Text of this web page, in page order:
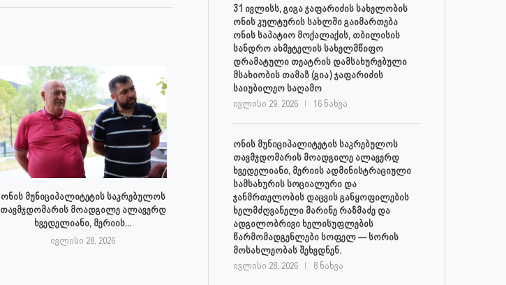
ონის მუნიციპალიტეტის საკრებულოს
თავმჯდომარის მოადგილე ალავერდ
ხვედელიანი, მერიის...
ივლისი 28, 2026
30 ივლისს, ქალაქი ონში,
დაავადებათა კონტროლისა და
საზოგადოებრივი...
ივლისი 27, 2026
ონის მუნიციპალიტეტის მერმა
ლობჟანიძემ სამუშაო
31 ივლისს, გიგა ჯაფარიძის სახელობის
ონის კულტურის სახლში გაიმართება
ონის საპატიო მოქალაქის, თბილისის
სანდრო ახმეტელის სახელმწიფო
დრამატული თეატრის დამსახურებული
მსახიობის თამაზ (გია) ჯაფარიძის
საიუბილეო საღამო
ივლისი 29, 2026 16 ნახვა
ონის მუნიციპალიტეტის საკრებულოს
თავმჯდომარის მოადგილე ალავერდ
ხვედელიანი, მერიის ადმინისტრაციული
სამსახურის სოციალური და
ჯანმრთელობის დაცვის განყოფილების
ხელმძღვანელი მარინე რაზმაძე და
ადგილობრივი ხელისუფლების
წარმომადგენლები სოფელ — სორის
მოსახლეობას შეხვდნენ.
ივლისი 28, 2026 8 ნახვა